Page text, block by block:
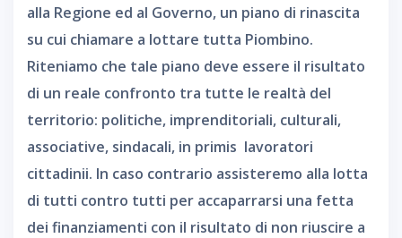
alla Regione ed al Governo, un piano di rinascita
su cui chiamare a lottare tutta Piombino.
Riteniamo che tale piano deve essere il risultato
di un reale confronto tra tutte le realtà del
territorio: politiche, imprenditoriali, culturali,
associative, sindacali, in primis lavoratori
cittadinii. In caso contrario assisteremo alla lotta
di tutti contro tutti per accaparrarsi una fetta
dei finanziamenti con il risultato di non riuscire a